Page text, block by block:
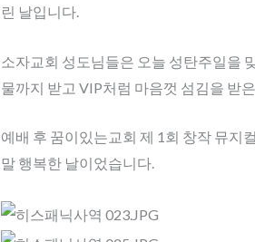
린 날입니다.
소자교회 성도님들은 오늘 성탄주일을
물까지 받고 VIP처럼 마음껏 섬김을 받
예배 후 꿈이있는교회 제 1회 창작 뮤지
말 행복한 날이었습니다.